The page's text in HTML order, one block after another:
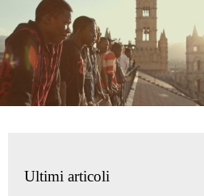
Ultimi articoli